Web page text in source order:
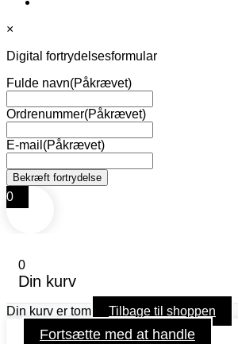
×
Digital fortrydelsesformular
Fulde navn(Påkrævet)
Ordrenummer(Påkrævet)
E-mail (Påkrævet)
0
0
Din kurv
Din kurv er tom Tilbage til shoppen
Fortsætte med at handle